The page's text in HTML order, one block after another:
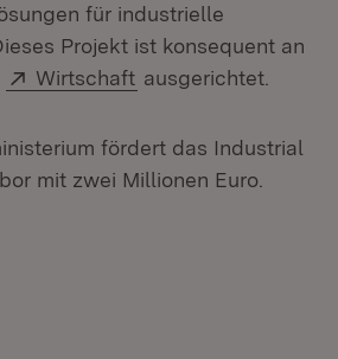
für industrielle
Projekt ist konsequent an
Extern:
Wirtschaft (Öffnet in neuem
ausgerichtet.
fördert das Industrial
mit zwei Millionen Euro.